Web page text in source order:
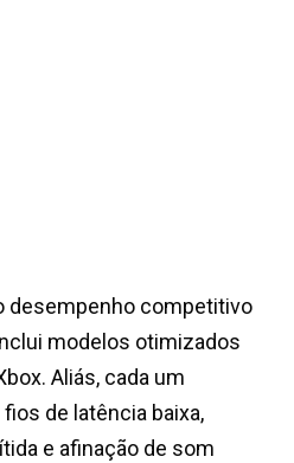
desempenho competitivo
modelos otimizados
Aliás, cada um
de latência baixa,
e afinação de som